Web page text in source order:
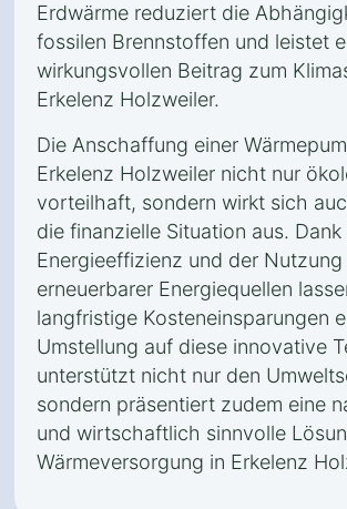
Erdwärme reduziert die
fossilen Brennstoffen und leistet
wirkungsvollen Beitrag zum
Erkelenz Holzweiler.
Die Anschaffung einer
Erkelenz Holzweiler nicht nur
vorteilhaft, sondern wirkt sich
die finanzielle Situation aus.
Energieeffizienz und der Nutzung
erneuerbarer Energiequellen
langfristige Kosteneinsparungen
Umstellung auf diese innovative
unterstützt nicht nur den
sondern präsentiert zudem eine
und wirtschaftlich sinnvolle
Wärmeversorgung in Erkelenz